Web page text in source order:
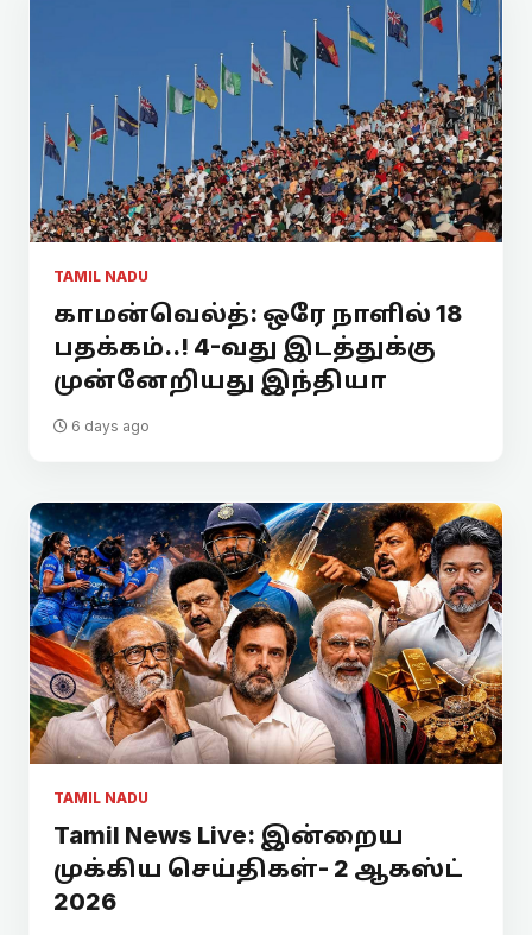
TAMIL NADU
காமன்வெல்த்: ஒரே நாளில் 18
பதக்கம்..! 4-வது இடத்துக்கு
முன்னேறியது இந்தியா
6 days ago
TAMIL NADU
Tamil News Live: இன்றைய
முக்கிய செய்திகள்- 2 ஆகஸ்ட்
2026